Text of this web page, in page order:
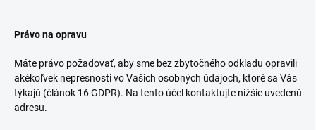
Právo na opravu
Máte právo požadovať, aby sme bez zbytočného odkladu opravili
akékoľvek nepresnosti vo Vašich osobných údajoch, ktoré sa Vás
týkajú (článok 16 GDPR). Na tento účel kontaktujte nižšie uvedenú
adresu.